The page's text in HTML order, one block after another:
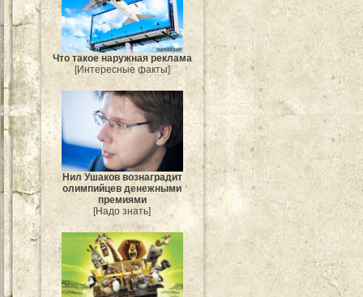
Что такое наружная реклама
[Интересные факты]
Нил Ушаков вознаградит
олимпийцев денежными
премиями
[Надо знать]